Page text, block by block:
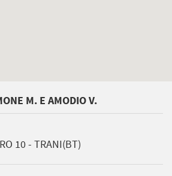
M. E AMODIO V.
10 - TRANI(BT)